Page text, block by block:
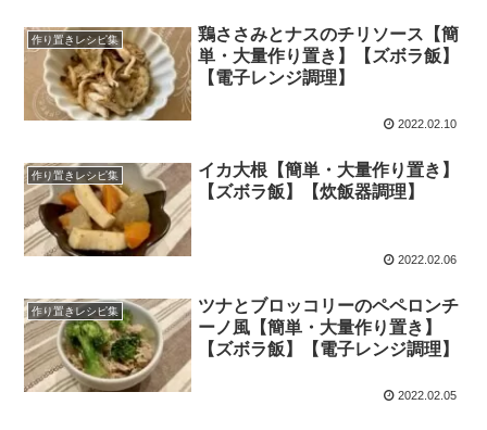
作り置きレシピ集
鶏ささみとナスのチリソース【簡
単・大量作り置き】【ズボラ飯】
【電子レンジ調理】
2022.02.10
作り置きレシピ集
イカ大根【簡単・大量作り置き】
【ズボラ飯】【炊飯器調理】
2022.02.06
作り置きレシピ集
ツナとブロッコリーのペペロンチ
ーノ風【簡単・大量作り置き】
【ズボラ飯】【電子レンジ調理】
2022.02.05